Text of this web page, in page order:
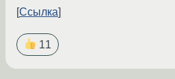
Ссылка
11